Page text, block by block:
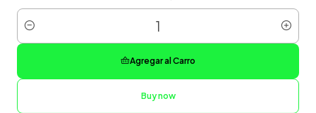
Cantidad
Agregar al Carro
Buy now